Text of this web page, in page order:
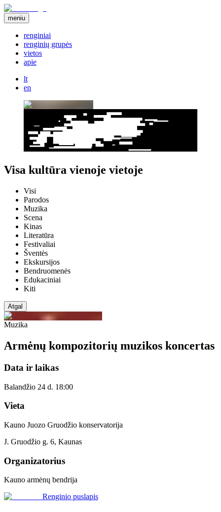
meniu
renginiai
renginių grupės
vietos
apie
lt
en
Visa kultūra vienoje vietoje
Visi
Parodos
Muzika
Scena
Kinas
Literatūra
Festivaliai
Šventės
Ekskursijos
Bendruomenės
Edukaciniai
Kiti
Atgal
Muzika
Armėnų kompozitorių muzikos koncertas
Data ir laikas
Balandžio 24 d. 18:00
Vieta
Kauno Juozo Gruodžio konservatorija
J. Gruodžio g. 6, Kaunas
Organizatorius
Kauno armėnų bendrija
Renginio puslapis